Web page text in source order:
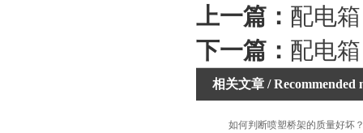
上一篇： 配电箱
下一篇： 配电箱
相关文章 / Recommended
如何判断喷塑桥架的质量好坏